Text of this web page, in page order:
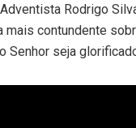
Rodrigo
contundente
Senhor seja